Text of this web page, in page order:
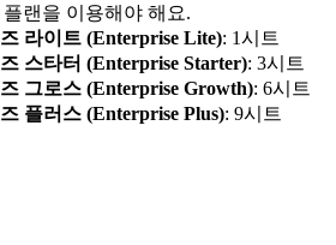
플랜을 이용해야 해요.
라이트 (Enterprise Lite): 1시트
스타터 (Enterprise Starter): 3시트
그로스 (Enterprise Growth): 6시트
플러스 (Enterprise Plus): 9시트